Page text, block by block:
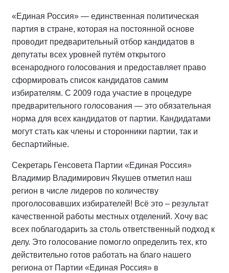
«Единая Россия» — единственная политическая
партия в стране, которая на постоянной основе
проводит предварительный отбор кандидатов в
депутаты всех уровней путём открытого
всенародного голосования и предоставляет право
сформировать список кандидатов самим
избирателям. С 2009 года участие в процедуре
предварительного голосования — это обязательная
норма для всех кандидатов от партии. Кандидатами
могут стать как члены и сторонники партии, так и
беспартийные.
Секретарь Генсовета Партии «Единая Россия»
Владимир Владимирович Якушев отметил наш
регион в числе лидеров по количеству
проголосовавших избирателей! Всё это – результат
качественной работы местных отделений. Хочу вас
всех поблагодарить за столь ответственный подход к
делу. Это голосование помогло определить тех, кто
действительно готов работать на благо нашего
региона от Партии «Единая Россия» в